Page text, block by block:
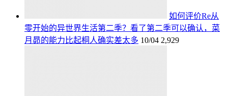
如何评价Re从
零开始的异世界生活第二季？看了第二季可以确认，菜
月昴的能力比起桐人确实差太多 10/04 2,929